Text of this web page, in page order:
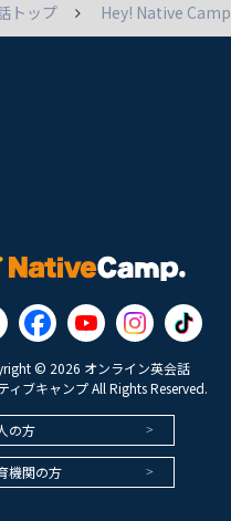
トップ Hey! Native Camp
© 2026 オンライン英会話
ィブキャンプ All Rights Reserved.
の方
機関の方